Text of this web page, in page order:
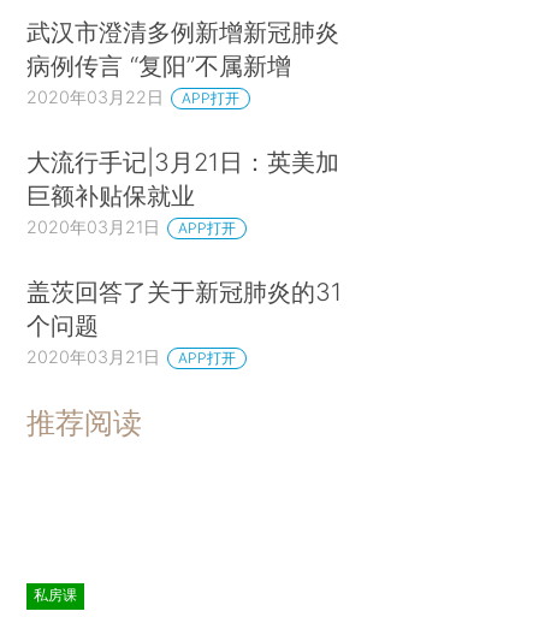
武汉市澄清多例新增新冠肺炎
病例传言 “复阳”不属新增
2020年03月22日 APP打开
大流行手记|3月21日：英美加
巨额补贴保就业
2020年03月21日 APP打开
盖茨回答了关于新冠肺炎的31
个问题
2020年03月21日 APP打开
推荐阅读
私房课